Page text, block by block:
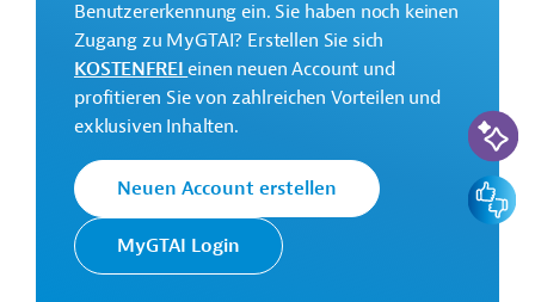
Gesamtkosten:
130 Millionen Euro (voraussichtlich)
Geberbeitrag:
65 Millionen Euro (voraussichtlich; Darlehen)
Kontaktadressen
Benutzererkennung ein. Sie haben noch keinen
Zugang zu MyGTAI? Erstellen Sie sich
KOSTENFREIeinen neuen Account und
profitieren Sie von zahlreichen Vorteilen und
exklusiven Inhalten.
Neuen Account erstellen
MyGTAI Login
KI-